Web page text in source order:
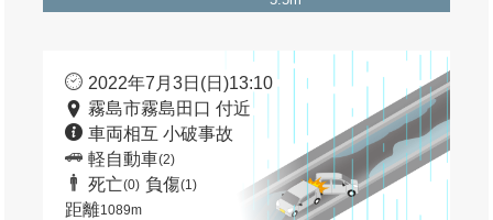
2022年7月3日(日)13:10
霧島市霧島田口 付近
車両相互 小破事故
軽自動車(2)
死亡(0) 負傷(1)
距離1089m